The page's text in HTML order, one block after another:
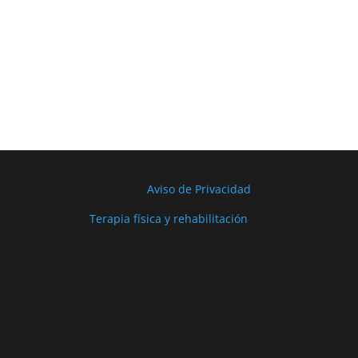
Aviso de Privacidad
Terapia física y rehabilitación